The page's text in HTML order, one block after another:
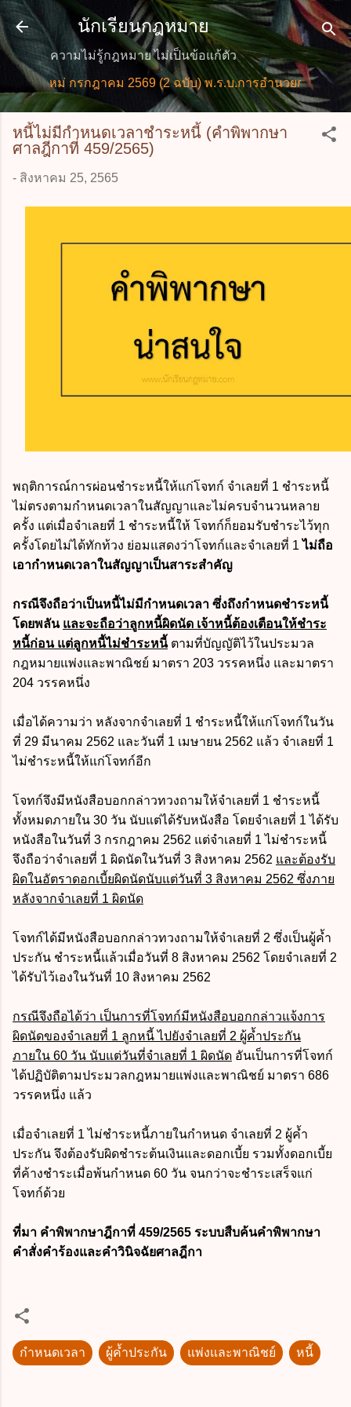
ข้ามไปที่เนื้อหาหลัก
นักเรียนกฎหมาย
ความไม่รู้กฎหมาย ไม่เป็นข้อแก้ตัว
ยใหม่ กรกฎาคม 2569 (2 ฉบับ) พ.ร.บ.การอำนวยการความสะ
หนี้ไม่มีกำหนดเวลาชำระหนี้ (คำพิพากษา
ศาลฎีกาที่ 459/2565)
- สิงหาคม 25, 2565
พฤติการณ์การผ่อนชำระหนี้ให้แก่โจทก์ จำเลยที่ 1 ชำระหนี้
ไม่ตรงตามกำหนดเวลาในสัญญาและไม่ครบจำนวนหลาย
ครั้ง แต่เมื่อจำเลยที่ 1 ชำระหนี้ให้ โจทก์ก็ยอมรับชำระไว้ทุก
ครั้งโดยไม่ได้ทักท้วง ย่อมแสดงว่าโจทก์และจำเลยที่ 1ไม่ถือ
เอากำหนดเวลาในสัญญาเป็นสาระสำคัญ
กรณีจึงถือว่าเป็นหนี้ไม่มีกำหนดเวลา ซึ่งถึงกำหนดชำระหนี้
โดยพลัน และจะถือว่าลูกหนี้ผิดนัด เจ้าหนี้ต้องเตือนให้ชำระ
หนี้ก่อน แต่ลูกหนี้ไม่ชำระหนี้ ตามที่บัญญัติไว้ในประมวล
กฎหมายแพ่งและพาณิชย์ มาตรา 203 วรรคหนึ่ง และมาตรา
204 วรรคหนึ่ง
เมื่อได้ความว่า หลังจากจำเลยที่ 1 ชำระหนี้ให้แก่โจทก์ในวัน
ที่ 29 มีนาคม 2562 และวันที่ 1 เมษายน 2562 แล้ว จำเลยที่ 1
ไม่ชำระหนี้ให้แก่โจทก์อีก
โจทก์จึงมีหนังสือบอกกล่าวทวงถามให้จำเลยที่ 1 ชำระหนี้
ทั้งหมดภายใน 30 วัน นับแต่ได้รับหนังสือ โดยจำเลยที่ 1 ได้รับ
หนังสือในวันที่ 3 กรกฎาคม 2562 แต่จำเลยที่ 1 ไม่ชำระหนี้
จึงถือว่าจำเลยที่ 1 ผิดนัดในวันที่ 3 สิงหาคม 2562 และต้องรับ
ผิดในอัตราดอกเบี้ยผิดนัดนับแต่วันที่ 3 สิงหาคม 2562 ซึ่งภาย
หลังจากจำเลยที่ 1 ผิดนัด
โจทก์ได้มีหนังสือบอกกล่าวทวงถามให้จำเลยที่ 2 ซึ่งเป็นผู้ค้ำ
ประกัน ชำระหนี้แล้วเมื่อวันที่ 8 สิงหาคม 2562 โดยจำเลยที่ 2
ได้รับไว้เองในวันที่ 10 สิงหาคม 2562
กรณีจึงถือได้ว่า เป็นการที่โจทก์มีหนังสือบอกกล่าวแจ้งการ
ผิดนัดของจำเลยที่ 1 ลูกหนี้ ไปยังจำเลยที่ 2 ผู้ค้ำประกัน
ภายใน 60 วัน นับแต่วันที่จำเลยที่ 1 ผิดนัด อันเป็นการที่โจทก์
ได้ปฏิบัติตามประมวลกฎหมายแพ่งและพาณิชย์ มาตรา 686
วรรคหนึ่ง แล้ว
เมื่อจำเลยที่ 1 ไม่ชำระหนี้ภายในกำหนด จำเลยที่ 2 ผู้ค้ำ
ประกัน จึงต้องรับผิดชำระต้นเงินและดอกเบี้ย รวมทั้งดอกเบี้ย
ที่ค้างชำระเมื่อพ้นกำหนด 60 วัน จนกว่าจะชำระเสร็จแก่
โจทก์ด้วย
ที่มา คำพิพากษาฎีกาที่ 459/2565 ระบบสืบค้นคำพิพากษา
คำสั่งคำร้องและคำวินิจฉัยศาลฎีกา
กำหนดเวลา ผู้ค้ำประกัน แพ่งและพาณิชย์ หนี้